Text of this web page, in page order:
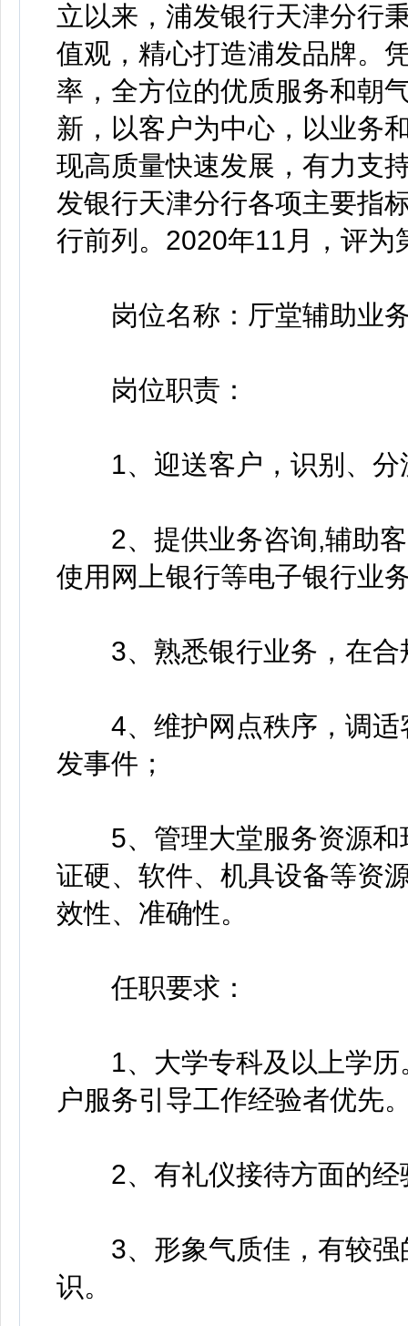
立以来，浦发银行天津分行
值观，精心打造浦发品牌。
率，全方位的优质服务和朝
新，以客户为中心，以业务
现高质量快速发展，有力支
发银行天津分行各项主要指
行前列。2020年11月，评为
岗位名称：厅堂辅助业
岗位职责：
1、迎送客户，识别、分
2、提供业务咨询,辅助客
使用网上银行等电子银行业
3、熟悉银行业务，在合
4、维护网点秩序，调适
发事件；
5、管理大堂服务资源和
证硬、软件、机具设备等资
效性、准确性。
任职要求：
1、大学专科及以上学历
户服务引导工作经验者优先
2、有礼仪接待方面的经
3、形象气质佳，有较强
识。